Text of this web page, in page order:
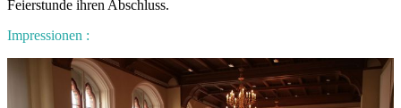
Feierstunde ihren Abschluss.
Impressionen :